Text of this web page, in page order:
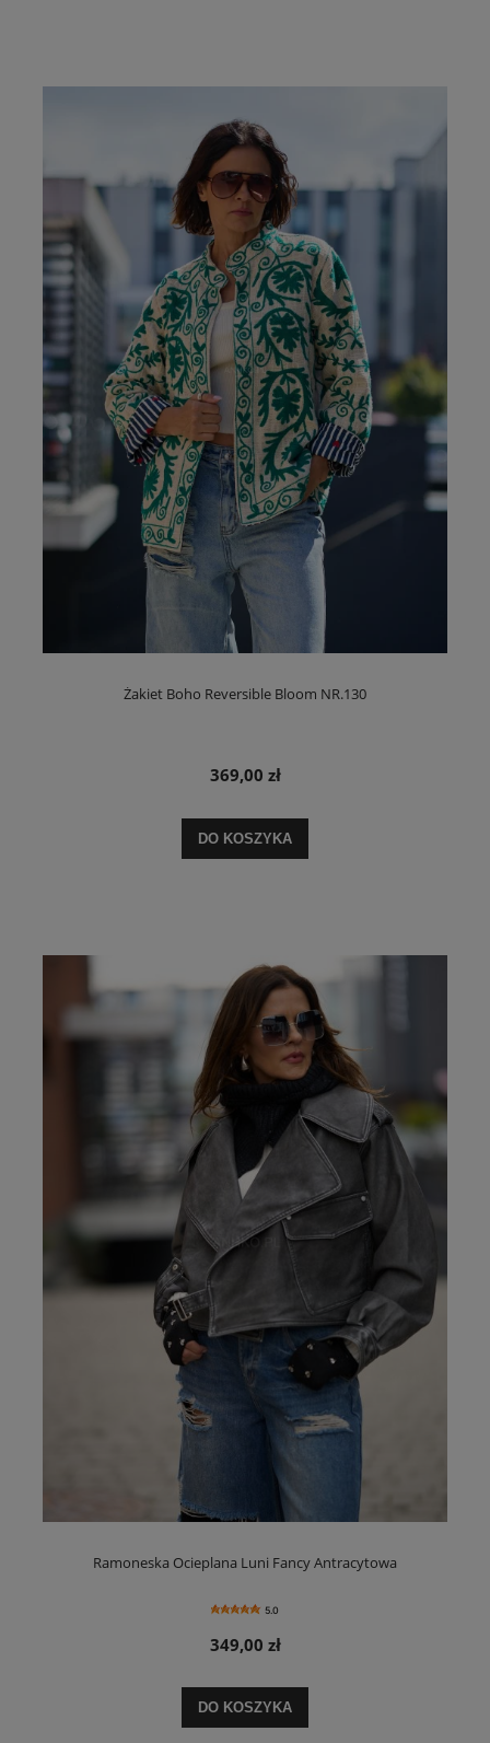
Żakiet Boho Reversible Bloom NR.130
369,00 zł
DO KOSZYKA
Ramoneska Ocieplana Luni Fancy Antracytowa
5.0
349,00 zł
DO KOSZYKA